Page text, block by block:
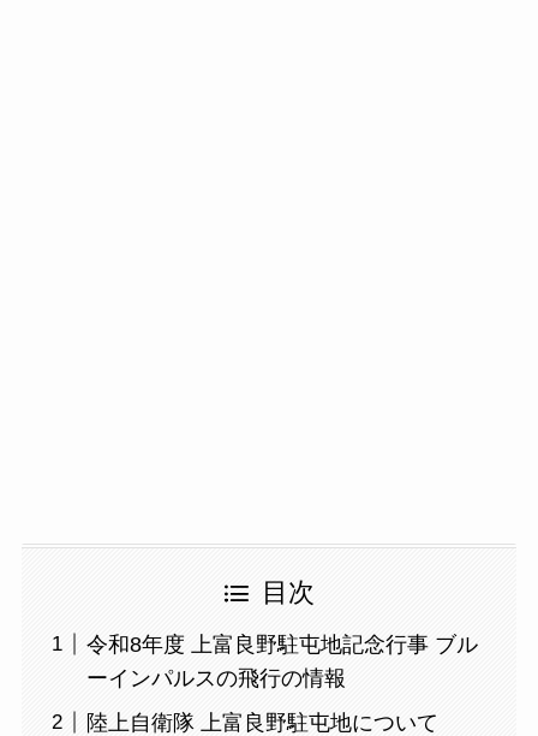
目次
令和8年度 上富良野駐屯地記念行事 ブル
ーインパルスの飛行の情報
陸上自衛隊 上富良野駐屯地について